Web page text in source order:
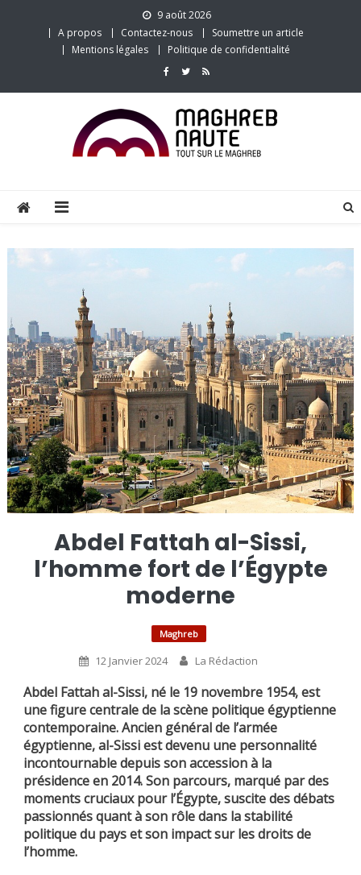
9 août 2026
A propos
Contactez-nous
Soumettre un article
Mentions légales
Politique de confidentialité
Abdel Fattah al-Sissi,
l’homme fort de l’Égypte
moderne
Maghreb
12 Janvier 2024 La Rédaction
Abdel Fattah al-Sissi, né le 19 novembre 1954, est
une figure centrale de la scène politique égyptienne
contemporaine. Ancien général de l’armée
égyptienne, al-Sissi est devenu une personnalité
incontournable depuis son accession à la
présidence en 2014. Son parcours, marqué par des
moments cruciaux pour l’Égypte, suscite des débats
passionnés quant à son rôle dans la stabilité
politique du pays et son impact sur les droits de
l’homme.